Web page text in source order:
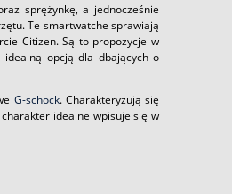
sprężynkę, a jednocześnie
Te smartwatche sprawiają
Citizen. Są to propozycje w
idealną opcją dla dbających o
G-schock. Charakteryzują się
idealne wpisuje się w